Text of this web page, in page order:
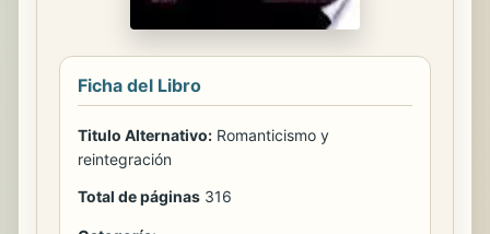
Ficha del Libro
Titulo Alternativo: Romanticismo y
reintegración
Total de páginas 316